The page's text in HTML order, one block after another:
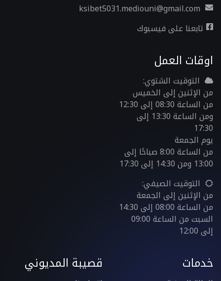
ksibet5031.mediouni@gmail.com
تابعنا على فيسبوك
اوقات العمل
التوقيت الشتوي:
من الإثنين إلى الخميس
من الساعة 08:30 إلى 12:30
ومن الساعة 13:30 إلى
17:30
يوم الجمعة
من الساعة 8:00 صباحًا إلى
13:00 ومن 14:30 إلى 17:30
التوقيت الصيفي:
من الإثنين إلى الجمعة
من الساعة 08:00 إلى 14:30
السبت من الساعة 09:00
إلى 12:00
خدمات قصيبة المديوني